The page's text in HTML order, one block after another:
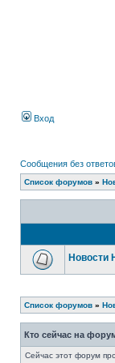
Вход
Сообщения без
Список форумов »
Новости
Список форумов »
Кто сейчас на
Сейчас этот форум